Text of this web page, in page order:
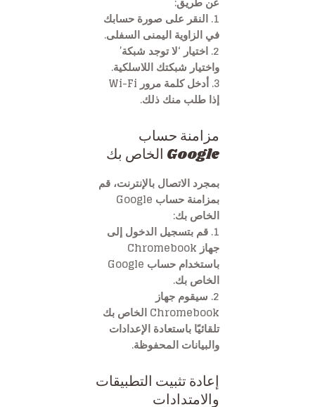
1. النقر على صورة حسابك
في الزاوية اليمنى السفلى.
2. اختيار ‘لا توجد شبكة’
واختيار شبكتك اللاسلكية.
3. أدخل كلمة مرور Wi-Fi
إذا طلب منك ذلك.
مزامنة حساب
Google الخاص بك
بمجرد الاتصال بالإنترنت، قم
بمزامنة حساب Google
الخاص بك:
1. قم بتسجيل الدخول إلى
جهاز Chromebook
باستخدام حساب Google
الخاص بك.
2. سيقوم جهاز
Chromebook الخاص بك
تلقائيًا باستعادة الإعدادات
والبيانات المحفوظة.
إعادة تثبيت التطبيقات
والامتدادات